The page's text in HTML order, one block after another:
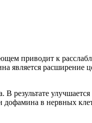
приводит к
является расширение
результате
в нервных